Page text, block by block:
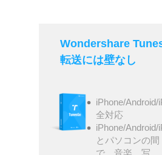
Wondershare
転送には壁なし
iPhone/Android/
全対応
iPhone/Android/
とパソコンの間
で、音楽、写